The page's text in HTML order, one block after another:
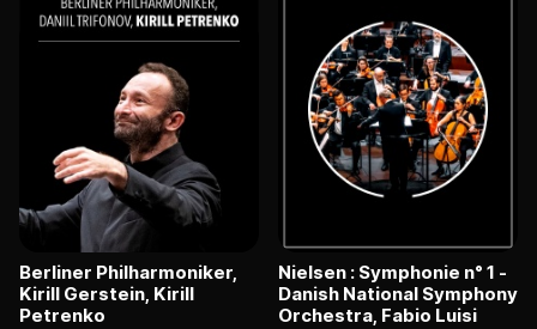
Berliner Philharmoniker,
Kirill Gerstein, Kirill
Petrenko
Nielsen : Symphonie n° 1 -
Danish National Symphony
Orchestra, Fabio Luisi